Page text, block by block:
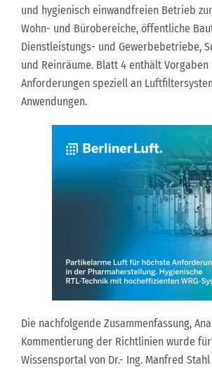
und hygienisch einwandfreien Betrieb
Wohn- und Bürobereiche, öffentliche
Dienstleistungs- und Gewerbebetriebe,
und Reinräume. Blatt 4 enthält Vorgaben
Anforderungen speziell an
Anwendungen.
Die nachfolgende Zusammenfassung,
Kommentierung der Richtlinien wurde
Wissensportal von Dr.- Ing. Manfred